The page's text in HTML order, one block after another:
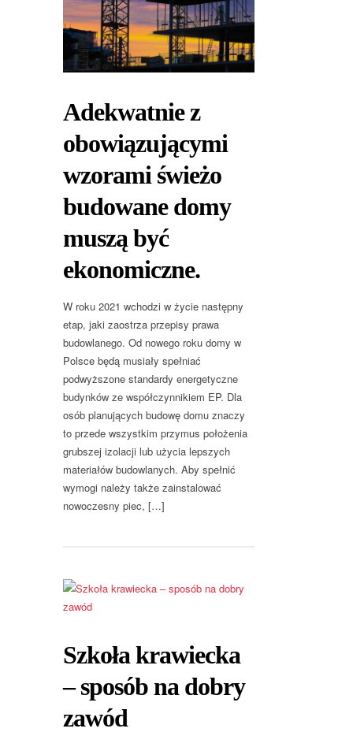
Adekwatnie z
obowiązującymi
wzorami świeżo
budowane domy
muszą być
ekonomiczne.
W roku 2021 wchodzi w życie następny
etap, jaki zaostrza przepisy prawa
budowlanego. Od nowego roku domy w
Polsce będą musiały spełniać
podwyższone standardy energetyczne
budynków ze współczynnikiem EP. Dla
osób planujących budowę domu znaczy
to przede wszystkim przymus położenia
grubszej izolacji lub użycia lepszych
materiałów budowlanych. Aby spełnić
wymogi należy także zainstalować
nowoczesny piec, […]
Szkoła krawiecka
– sposób na dobry
zawód